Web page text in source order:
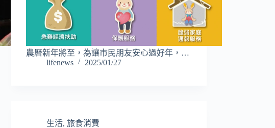
農曆新年將至，為讓市民朋友安心過好年，…
lifenews
2025/01/27
生活,旅食消費